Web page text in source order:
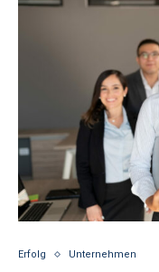
Erfolg Unternehmen